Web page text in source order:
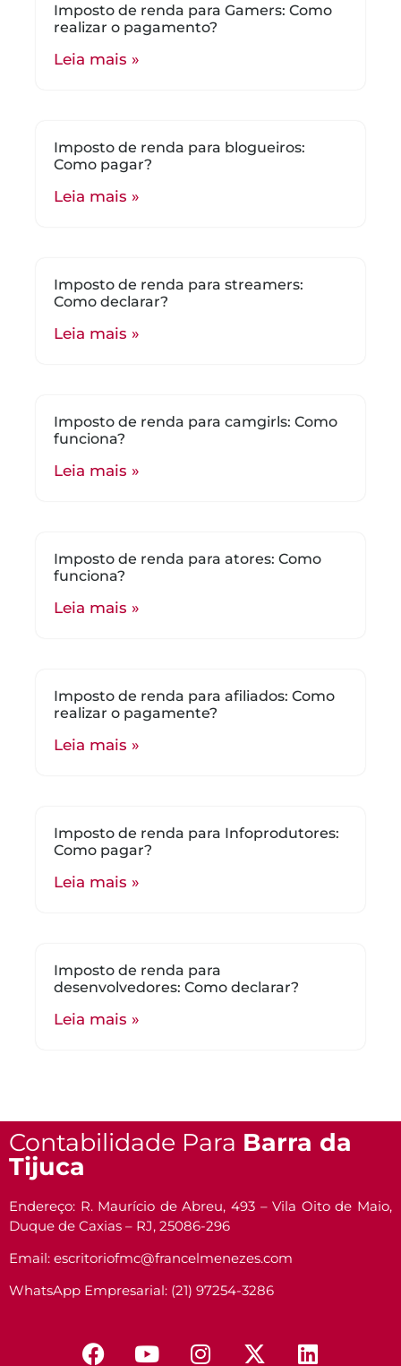
Imposto de renda para Gamers: Como
realizar o pagamento?
Leia mais »
Imposto de renda para blogueiros:
Como pagar?
Leia mais »
Imposto de renda para streamers:
Como declarar?
Leia mais »
Imposto de renda para camgirls: Como
funciona?
Leia mais »
Imposto de renda para atores: Como
funciona?
Leia mais »
Imposto de renda para afiliados: Como
realizar o pagamente?
Leia mais »
Imposto de renda para Infoprodutores:
Como pagar?
Leia mais »
Imposto de renda para
desenvolvedores: Como declarar?
Leia mais »
Contabilidade Para Barra da
Tijuca
Endereço: R. Maurício de Abreu, 493 – Vila Oito de Maio,
Duque de Caxias – RJ, 25086-296
Email: escritoriofmc@francelmenezes.com
WhatsApp Empresarial: (21) 97254-3286